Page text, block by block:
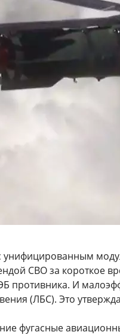
СВО за короткое
противника. И
(ЛБС). Это
фугасные